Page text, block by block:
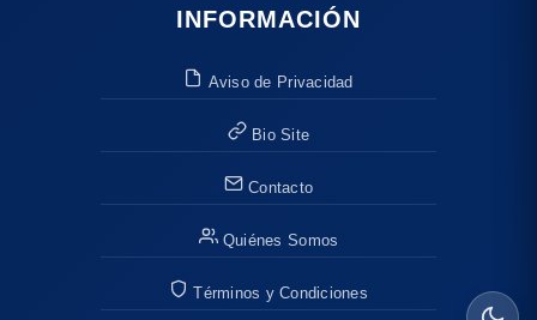
INFORMACIÓN
Aviso de Privacidad
Bio Site
Contacto
Quiénes Somos
Términos y Condiciones